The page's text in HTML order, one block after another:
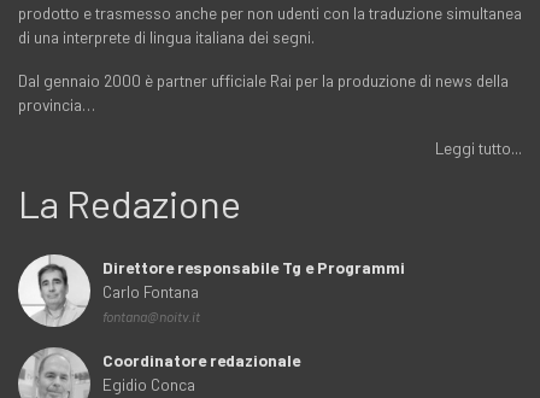
prodotto e trasmesso anche per non udenti con la traduzione simultanea
di una interprete di lingua italiana dei segni.
Dal gennaio 2000 è partner ufficiale Rai per la produzione di news della
provincia…
Leggi tutto...
La Redazione
Direttore responsabile Tg e Programmi
Carlo Fontana
fontana@noitv.it
Coordinatore redazionale
Egidio Conca